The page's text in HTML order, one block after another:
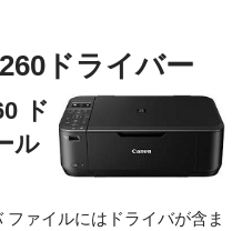
ドライバー
ド
ル
ァイルにはドライバが含ま